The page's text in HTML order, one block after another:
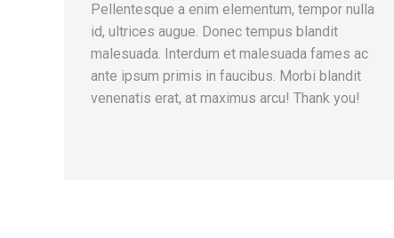
Pellentesque a enim elementum, tempor nulla
id, ultrices augue. Donec tempus blandit
malesuada. Interdum et malesuada fames ac
ante ipsum primis in faucibus. Morbi blandit
venenatis erat, at maximus arcu! Thank you!